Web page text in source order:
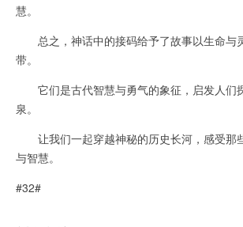
慧。
总之，神话中的接码给予了故事以生命与
带。
它们是古代智慧与勇气的象征，启发人们
泉。
让我们一起穿越神秘的历史长河，感受那
与智慧。
#32#